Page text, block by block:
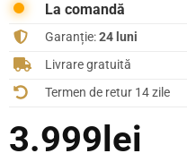
La comandă
Garanție:24 luni
Livrare gratuită
Termen de retur 14 zile
3.999 lei